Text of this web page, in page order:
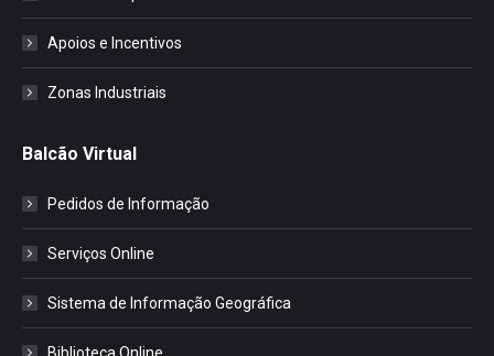
Apoios e Incentivos
Zonas Industriais
Balcão Virtual
Pedidos de Informação
Serviços Online
Sistema de Informação Geográfica
Biblioteca Online